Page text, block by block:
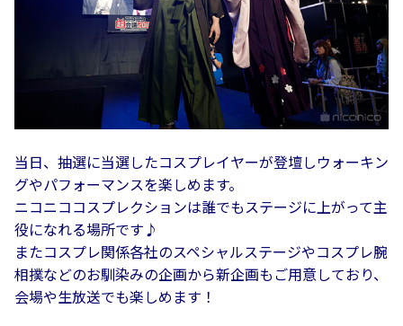
当日、抽選に当選したコスプレイヤーが登壇しウォーキン
グやパフォーマンスを楽しめます。
ニコニココスプレクションは誰でもステージに上がって主
役になれる場所です♪
またコスプレ関係各社のスペシャルステージやコスプレ腕
相撲などのお馴染みの企画から新企画もご用意しており、
会場や生放送でも楽しめます！